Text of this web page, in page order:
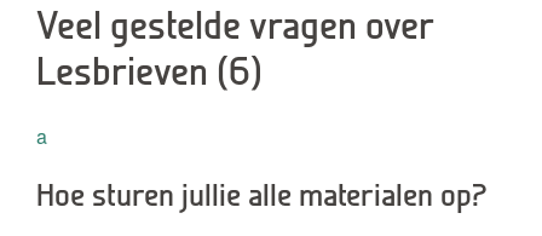
Veel gestelde vragen over
Lesbrieven (6)
a
Hoe sturen jullie alle materialen op?